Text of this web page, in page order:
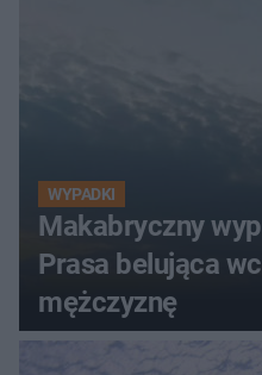
WYPADKI
Makabryczny
Prasa belująca
mężczyznę